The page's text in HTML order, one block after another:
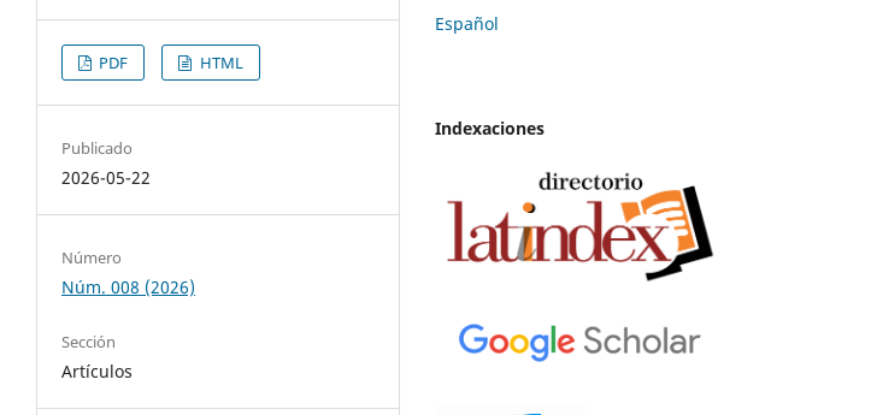
PDF HTML
Publicado
2026-05-22
Número
Núm. 008 (2026)
Sección
Artículos
Español
Indexaciones